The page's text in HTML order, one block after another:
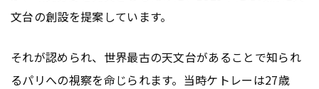
文台の創設を提案しています。
それが認められ、世界最古の天文台があることで知られ
るパリへの視察を命じられます。当時ケトレーは27歳